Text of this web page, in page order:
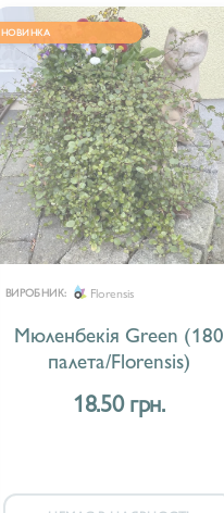
НОВИНКА
ВИРОБНИК: Florensis
Мюленбекія Green (180
палета/Florensis)
18.50 грн.